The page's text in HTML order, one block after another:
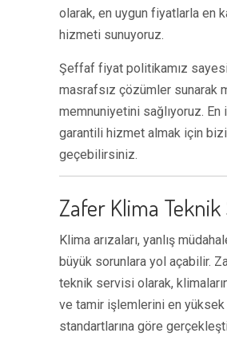
olarak, en uygun fiyatlarla en
hizmeti sunuyoruz.
Şeffaf fiyat politikamız
masrafsız çözümler sunarak
memnuniyetini sağlıyoruz.
garantili hizmet almak için
geçebilirsiniz.
Zafer Klima Teknik
Klima arızaları, yanlış
büyük sorunlara yol açabilir.
teknik servisi olarak,
ve tamir işlemlerini en
standartlarına göre